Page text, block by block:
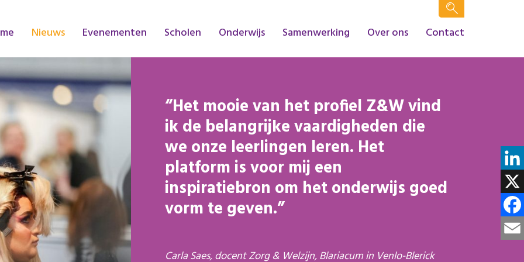
Nieuws Evenementen Scholen Onderwijs Samenwerking Over ons Contact
Het mooie van het profiel Z&W vind
ik de belangrijke vaardigheden die
we onze leerlingen leren. Het
platform is voor mij een
inspiratiebron om het onderwijs goed
vorm te geven.
Carla Saes, docent Zorg & Welzijn, Blariacum in Venlo-Blerick
X